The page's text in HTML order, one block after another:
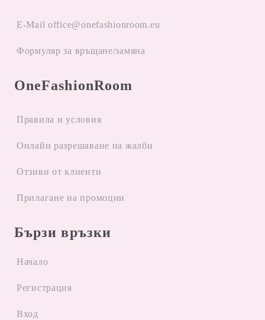
E-Mail office@onefashionroom.eu
Формуляр за връщане/замяна
OneFashionRoom
Правила и условия
Oнлайн разрешаване на жалби
Отзиви от клиенти
Прилагане на промоции
Бързи връзки
Начало
Регистрация
Вход